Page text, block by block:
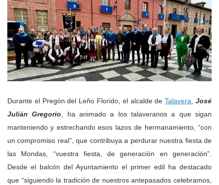
Durante el Pregón del Leño Florido, el alcalde deTalavera,José
Julián Gregorio, ha animado a los talaveranos a que sigan
manteniendo y estrechando esos lazos de hermanamiento, “con
un compromiso real”, que contribuya a perdurar nuestra fiesta de
las Mondas, “vuestra fiesta, de generación en generación”.
Desde el balcón del Ayuntamiento el primer edil ha destacado
que “siguiendo la tradición de nuestros antepasados celebramos,